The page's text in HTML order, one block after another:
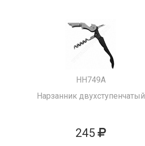
HH749A
Нарзанник двухступенчатый
245